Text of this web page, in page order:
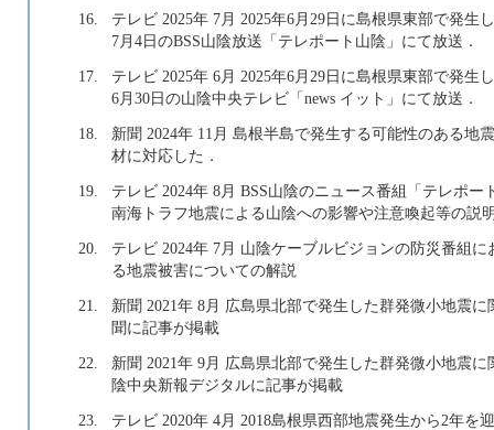
16.
テレビ 2025年 7月 2025年6月29日に島根県東部で発
7月4日のBSS山陰放送「テレポート山陰」にて放送．
17.
テレビ 2025年 6月 2025年6月29日に島根県東部で発
6月30日の山陰中央テレビ「news イット」にて放送．
18.
新聞 2024年 11月 島根半島で発生する可能性のある地
材に対応した．
19.
テレビ 2024年 8月 BSS山陰のニュース番組「テレポ
南海トラフ地震による山陰への影響や注意喚起等の説
20.
テレビ 2024年 7月 山陰ケーブルビジョンの防災番組
る地震被害についての解説
21.
新聞 2021年 8月 広島県北部で発生した群発微小地震
聞に記事が掲載
22.
新聞 2021年 9月 広島県北部で発生した群発微小地震
陰中央新報デジタルに記事が掲載
23.
テレビ 2020年 4月 2018島根県西部地震発生から2年